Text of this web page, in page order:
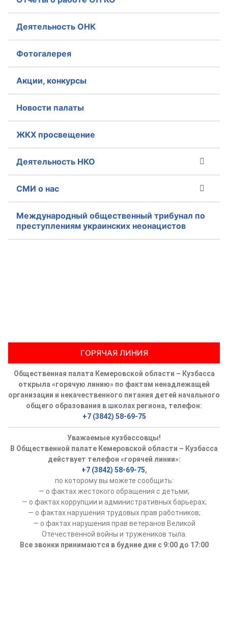
Деятельность ОНК
Фотогалерея
Акции, конкурсы
Новости палаты
ЖКХ просвещение
Деятельность НКО
СМИ о нас
Международный общественный трибунал по
преступлениям украинских неонацистов
ГОРЯЧАЯ ЛИНИЯ
Общественная палата Кемеровской области – Кузбасса
открыла «горячую линию» по фактам ненадлежащей
организации и некачественного питания детей начального
общего образования в школах региона, телефон:
+7 (3842) 58-69-75
Уважаемые кузбассовцы!
В Общественной палате Кемеровской области – Кузбасса
действует телефон «горячей линии»:
+7 (3842) 58-69-75,
по которому вы можете сообщить:
— о фактах жестокого обращения с детьми;
— о фактах коррупции и административных барьерах;
— о фактах нарушения трудовых прав работников;
— о фактах нарушения прав ветеранов Великой
Отечественной войны и тружеников тыла.
Все звонки принимаются в будние дни с 9:00 до 17:00